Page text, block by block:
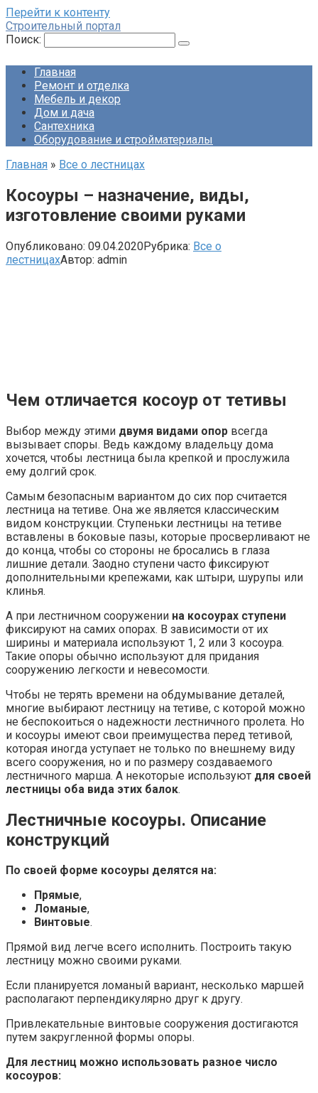
Перейти к контенту
Строительный портал
Поиск:
Главная
Ремонт и отделка
Мебель и декор
Дом и дача
Сантехника
Оборудование и стройматериалы
Главная » Все о лестницах
Косоуры – назначение, виды,
изготовление своими руками
Опубликовано: 09.04.2020Рубрика: Все о
лестницахАвтор: admin
Чем отличается косоур от тетивы
Выбор между этими двумя видами опор всегда
вызывает споры. Ведь каждому владельцу дома
хочется, чтобы лестница была крепкой и прослужила
ему долгий срок.
Самым безопасным вариантом до сих пор считается
лестница на тетиве. Она же является классическим
видом конструкции. Ступеньки лестницы на тетиве
вставлены в боковые пазы, которые просверливают не
до конца, чтобы со стороны не бросались в глаза
лишние детали. Заодно ступени часто фиксируют
дополнительными крепежами, как штыри, шурупы или
клинья.
А при лестничном сооружении на косоурах ступени
фиксируют на самих опорах. В зависимости от их
ширины и материала используют 1, 2 или 3 косоура.
Такие опоры обычно используют для придания
сооружению легкости и невесомости.
Чтобы не терять времени на обдумывание деталей,
многие выбирают лестницу на тетиве, с которой можно
не беспокоиться о надежности лестничного пролета. Но
и косоуры имеют свои преимущества перед тетивой,
которая иногда уступает не только по внешнему виду
всего сооружения, но и по размеру создаваемого
лестничного марша. А некоторые используют для своей
лестницы оба вида этих балок.
Лестничные косоуры. Описание
конструкций
По своей форме косоуры делятся на:
Прямые,
Ломаные,
Винтовые.
Прямой вид легче всего исполнить. Построить такую
лестницу можно своими руками.
Если планируется ломаный вариант, несколько маршей
располагают перпендикулярно друг к другу.
Привлекательные винтовые сооружения достигаются
путем закругленной формы опоры.
Для лестниц можно использовать разное число
косоуров: